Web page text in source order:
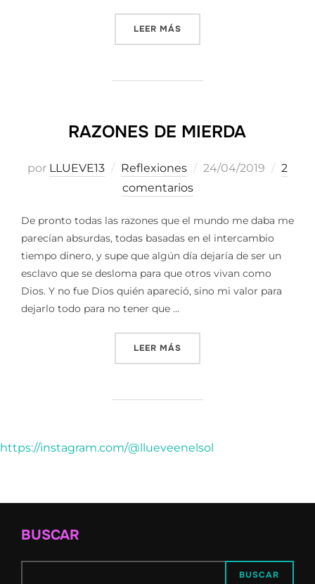
LEER MÁS
RAZONES DE MIERDA
por LLUEVE13 Reflexiones
Publicado
24/04/2019
2
comentarios
De pronto todas las razones que el mundo me daba me
parecían absurdas, todas basadas en el intercambio
tiempo dinero, y supe que algún día dejaría de ser un
esclavo que se desloma para que otros vivan como
Dios. Y no fue Dios quién apareció, sino mi valor para
dejarlo todo para no tener que …
LEER MÁS
https://instagram.com/@llueveenelsol
BUSCAR
BUSCAR